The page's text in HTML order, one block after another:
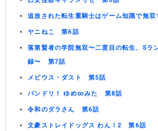
追放された転生重騎士はゲーム知識で無
ヤニねこ 第6話
落第賢者の学院無双〜二度目の転生、Sラ
録〜 第7話
メビウス・ダスト 第5話
バンドリ！ ゆめ∞みた 第8話
令和のダラさん 第6話
文豪ストレイドッグス わん！2 第6話